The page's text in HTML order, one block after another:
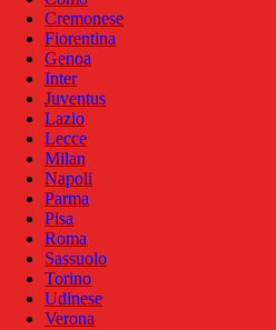
Cremonese
Fiorentina
Genoa
Inter
Juventus
Lazio
Lecce
Milan
Napoli
Parma
Pisa
Roma
Sassuolo
Torino
Udinese
Verona